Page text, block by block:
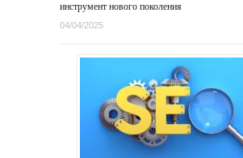
инструмент нового поколения
04/04/2025